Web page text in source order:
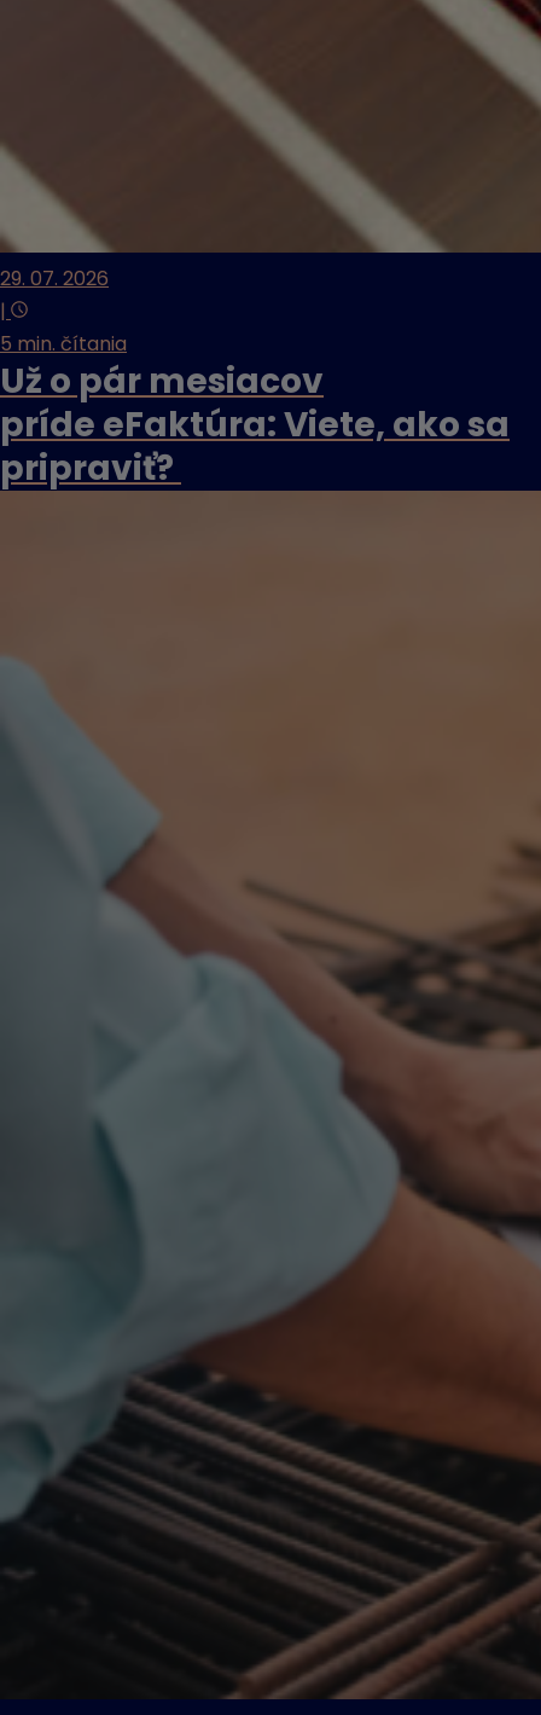
29. 07. 2026
|
5 min. čítania
Už o pár mesiacov
príde eFaktúra: Viete, ako sa
pripraviť?